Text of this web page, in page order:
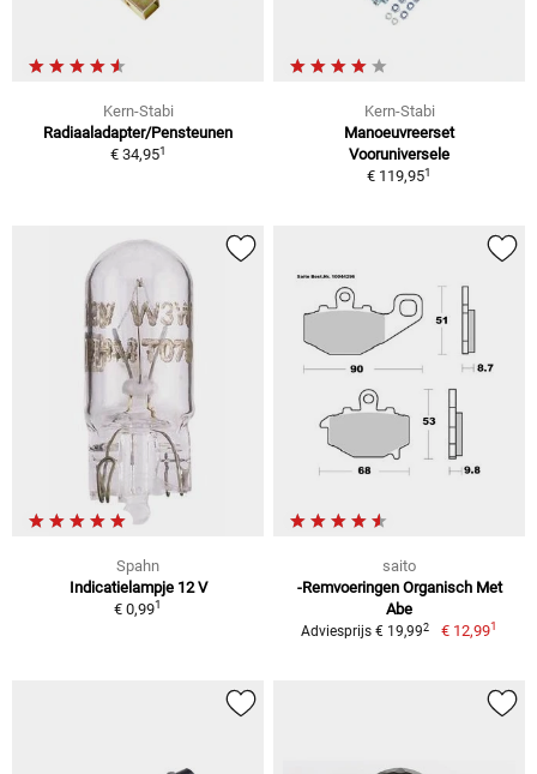
Kern-Stabi
Radiaaladapter/Pensteunen
€ 34,951
Kern-Stabi
Manoeuvreerset
Vooruniversele
€ 119,951
Spahn
Indicatielampje 12 V
€ 0,991
saito
-Remvoeringen Organisch Met
Abe
Adviesprijs € 19,992 € 12,991